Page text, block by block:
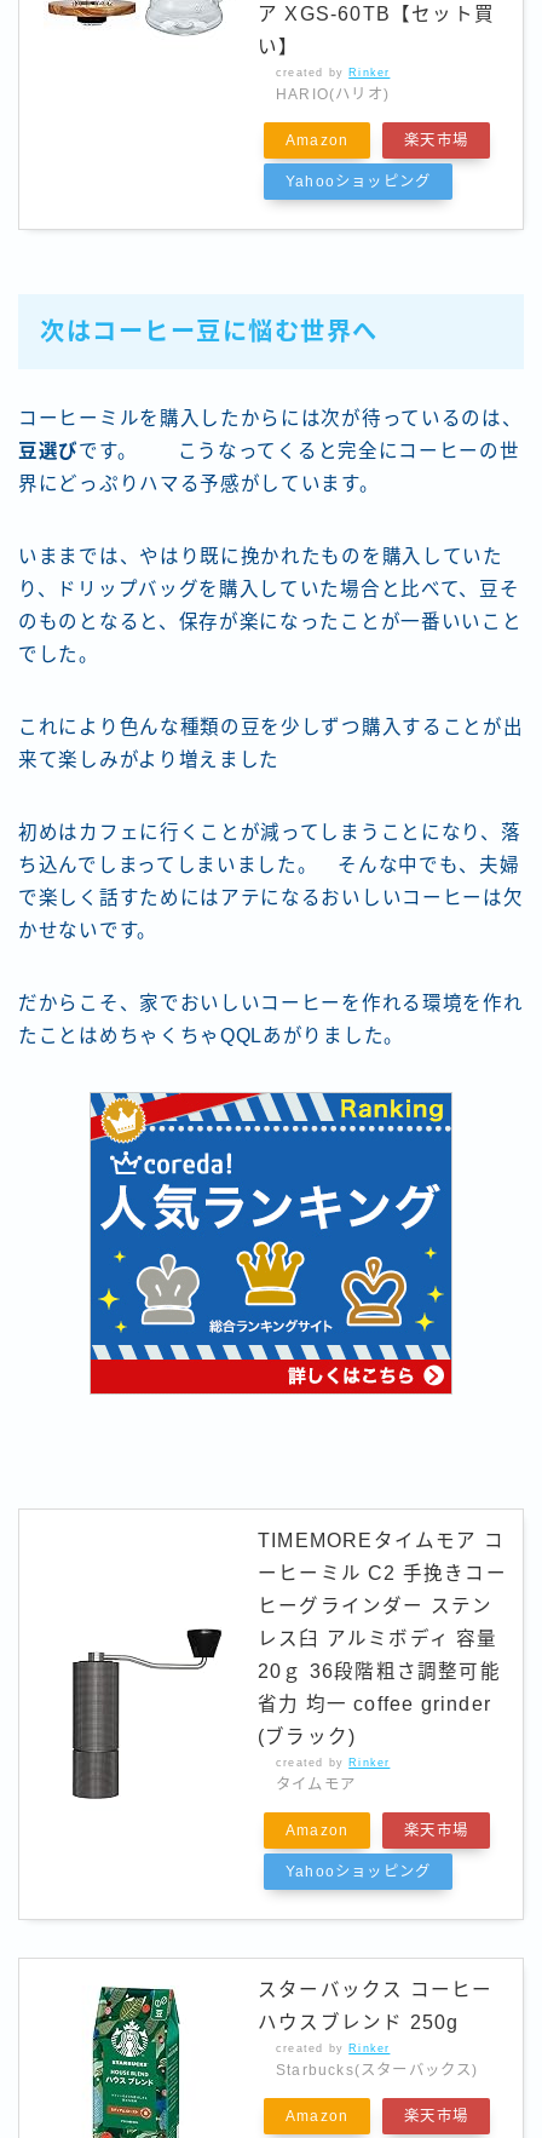
ア XGS-60TB【セット買
い】
created by Rinker
HARIO(ハリオ)
Amazon 楽天市場
Yahooショッピング
次はコーヒー豆に悩む世界へ
コーヒーミルを購入したからには次が待っているのは、
豆選びです。 こうなってくると完全にコーヒーの世
界にどっぷりハマる予感がしています。
いままでは、やはり既に挽かれたものを購入していた
り、ドリップバッグを購入していた場合と比べて、豆そ
のものとなると、保存が楽になったことが一番いいこと
でした。
これにより色んな種類の豆を少しずつ購入することが出
来て楽しみがより増えました
初めはカフェに行くことが減ってしまうことになり、落
ち込んでしまってしまいました。 そんな中でも、夫婦
で楽しく話すためにはアテになるおいしいコーヒーは欠
かせないです。
だからこそ、家でおいしいコーヒーを作れる環境を作れ
たことはめちゃくちゃQQLあがりました。
TIMEMOREタイムモア コ
ーヒーミル C2 手挽きコー
ヒーグラインダー ステン
レス臼 アルミボディ 容量
20ｇ 36段階粗さ調整可能
省力 均一 coffee grinder
(ブラック)
created by Rinker
タイムモア
Amazon 楽天市場
Yahooショッピング
スターバックス コーヒー
ハウスブレンド 250g
created by Rinker
Starbucks(スターバックス)
Amazon 楽天市場